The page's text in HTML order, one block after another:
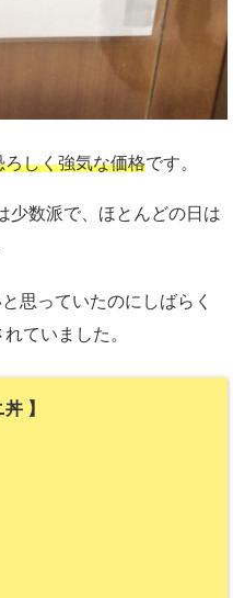
しく強気な価格です。
少数派で、ほとんどの日は
思っていたのにしばらく
ていました。
】